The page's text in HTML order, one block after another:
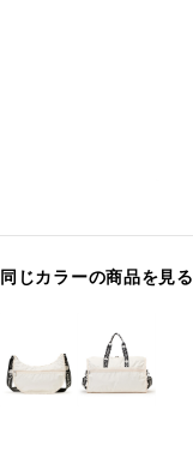
同じカラーの商品を見る